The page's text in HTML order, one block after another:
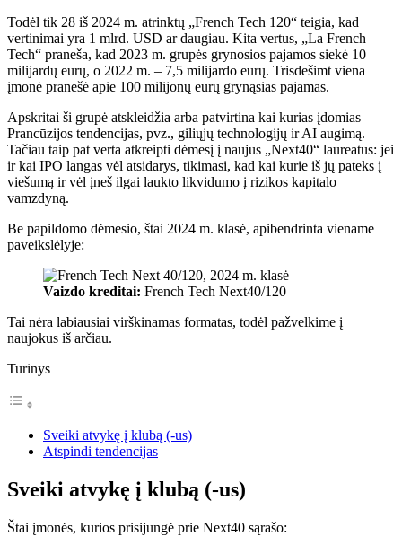
Todėl tik 28 iš 2024 m. atrinktų „French Tech 120“ teigia, kad
vertinimai yra 1 mlrd. USD ar daugiau. Kita vertus, „La French
Tech“ praneša, kad 2023 m. grupės grynosios pajamos siekė 10
milijardų eurų, o 2022 m. – 7,5 milijardo eurų. Trisdešimt viena
įmonė pranešė apie 100 milijonų eurų grynąsias pajamas.
Apskritai ši grupė atskleidžia arba patvirtina kai kurias įdomias
Prancūzijos tendencijas, pvz., giliųjų technologijų ir AI augimą.
Tačiau taip pat verta atkreipti dėmesį į naujus „Next40“ laureatus: jei
ir kai IPO langas vėl atsidarys, tikimasi, kad kai kurie iš jų pateks į
viešumą ir vėl įneš ilgai laukto likvidumo į rizikos kapitalo
vamzdyną.
Be papildomo dėmesio, štai 2024 m. klasė, apibendrinta viename
paveikslėlyje:
Vaizdo kreditai: French Tech Next40/120
Tai nėra labiausiai virškinamas formatas, todėl pažvelkime į
naujokus iš arčiau.
Turinys
Sveiki atvykę į klubą (-us)
Atspindi tendencijas
Sveiki atvykę į klubą (-us)
Štai įmonės, kurios prisijungė prie Next40 sąrašo: